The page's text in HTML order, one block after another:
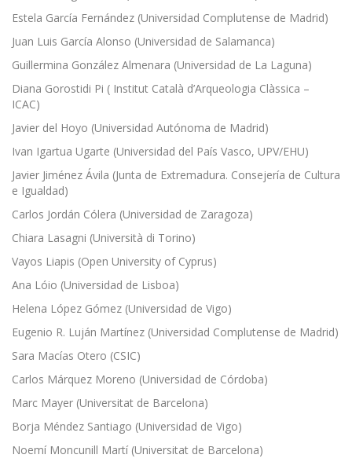
Estela García Fernández (Universidad Complutense de Madrid)
Juan Luis García Alonso (Universidad de Salamanca)
Guillermina González Almenara (Universidad de La Laguna)
Diana Gorostidi Pi ( Institut Català d’Arqueologia Clàssica –
ICAC)
Javier del Hoyo (Universidad Autónoma de Madrid)
Ivan Igartua Ugarte (Universidad del País Vasco, UPV/EHU)
Javier Jiménez Ávila (Junta de Extremadura. Consejería de Cultura
e Igualdad)
Carlos Jordán Cólera (Universidad de Zaragoza)
Chiara Lasagni (Università di Torino)
Vayos Liapis (Open University of Cyprus)
Ana Lóio (Universidad de Lisboa)
Helena López Gómez (Universidad de Vigo)
Eugenio R. Luján Martínez (Universidad Complutense de Madrid)
Sara Macías Otero (CSIC)
Carlos Márquez Moreno (Universidad de Córdoba)
Marc Mayer (Universitat de Barcelona)
Borja Méndez Santiago (Universidad de Vigo)
Noemí Moncunill Martí (Universitat de Barcelona)